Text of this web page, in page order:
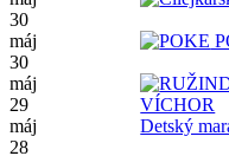
30
máj
30
máj
29
VÍCHOR
máj
28
Detský